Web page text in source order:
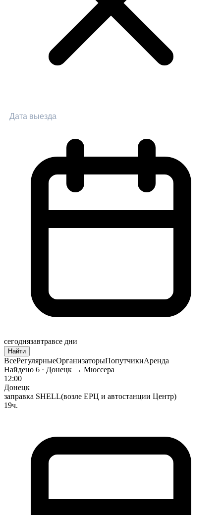
сегоднязавтравсе дни
Найти
ВсеРегулярныеОрганизаторыПопутчикиАренда
Найдено 6 · Донецк → Мюссера
12:00
Донецк
заправка SHELL(возле ЕРЦ и автостанции Центр)
19ч.